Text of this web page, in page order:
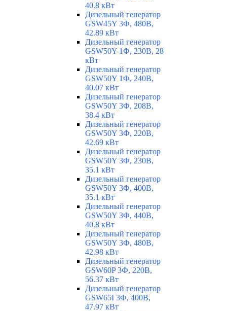
40.8 кВт
Дизельный генератор
GSW45Y 3Ф, 480В,
42.89 кВт
Дизельный генератор
GSW50Y 1Ф, 230В, 28
кВт
Дизельный генератор
GSW50Y 1Ф, 240В,
40.07 кВт
Дизельный генератор
GSW50Y 3Ф, 208В,
38.4 кВт
Дизельный генератор
GSW50Y 3Ф, 220В,
42.69 кВт
Дизельный генератор
GSW50Y 3Ф, 230В,
35.1 кВт
Дизельный генератор
GSW50Y 3Ф, 400В,
35.1 кВт
Дизельный генератор
GSW50Y 3Ф, 440В,
40.8 кВт
Дизельный генератор
GSW50Y 3Ф, 480В,
42.98 кВт
Дизельный генератор
GSW60P 3Ф, 220В,
56.37 кВт
Дизельный генератор
GSW65I 3Ф, 400В,
47.97 кВт